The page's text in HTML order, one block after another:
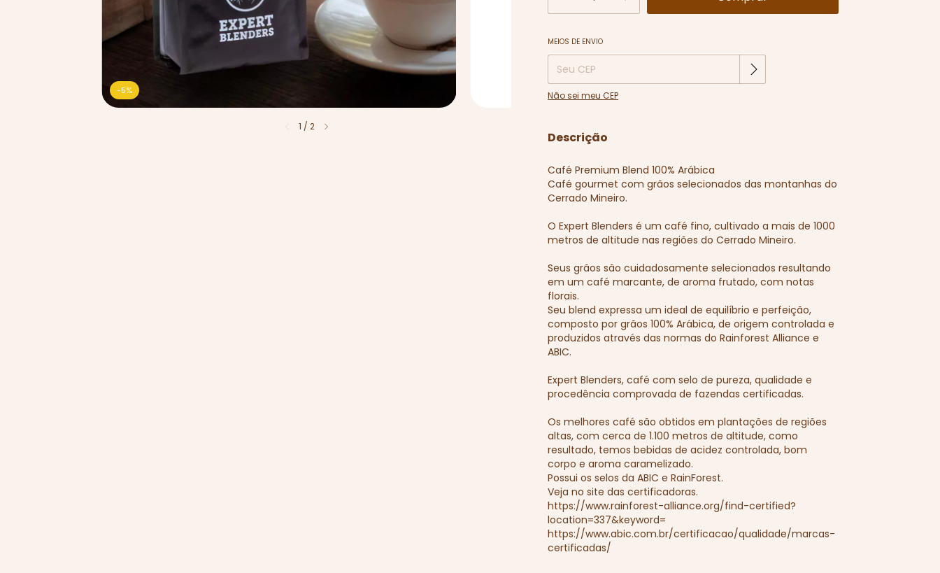
-5%
1 / 2
Entregas para o CEP:
MEIOS DE ENVIO
Não sei meu CEP
Descrição
Café Premium Blend 100% Arábica
Café gourmet com grãos selecionados das montanhas do
Cerrado Mineiro.
O Expert Blenders é um café fino, cultivado a mais de 1000
metros de altitude nas regiões do Cerrado Mineiro.
Seus grãos são cuidadosamente selecionados resultando
em um café marcante, de aroma frutado, com notas
florais.
Seu blend expressa um ideal de equilíbrio e perfeição,
composto por grãos 100% Arábica, de origem controlada e
produzidos através das normas do Rainforest Alliance e
ABIC.
Expert Blenders, café com selo de pureza, qualidade e
procedência comprovada de fazendas certificadas.
Os melhores café são obtidos em plantações de regiões
altas, com cerca de 1.100 metros de altitude, como
resultado, temos bebidas de acidez controlada, bom
corpo e aroma caramelizado.
Possui os selos da ABIC e RainForest.
Veja no site das certificadoras.
https://www.rainforest-alliance.org/find-certified?
location=337&keyword=
https://www.abic.com.br/certificacao/qualidade/marcas-
certificadas/